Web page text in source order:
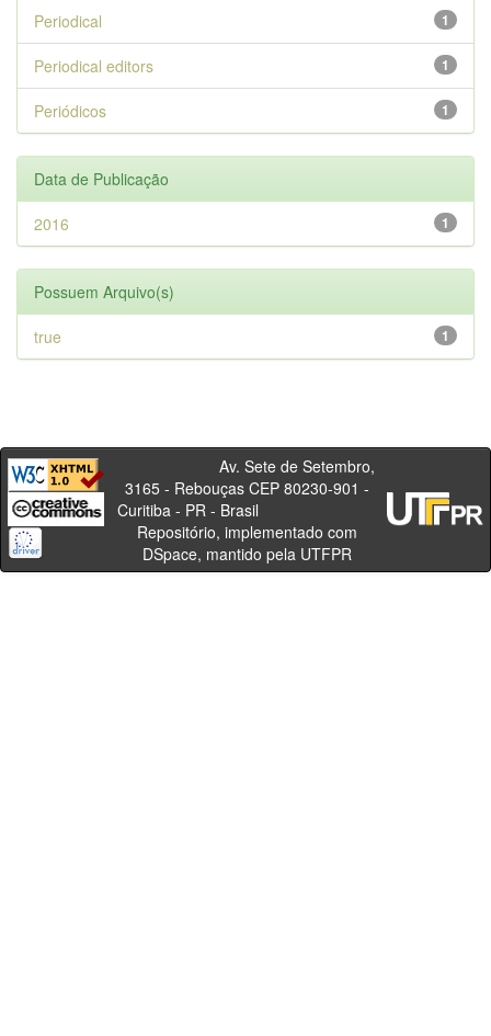
1
Periodical
1
Periodical editors
1
Periódicos
Data de Publicação
1
2016
Possuem Arquivo(s)
1
true
Av. Sete de Setembro,
3165 - Rebouças CEP 80230-901 -
Curitiba - PR - Brasil
Repositório, implementado com
DSpace, mantido pela UTFPR